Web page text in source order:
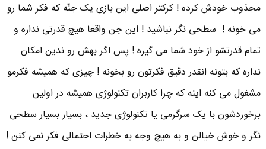
مجذوب خودش کرده ! کرکتر اصلی این بازی یک جنّه که فکر شما رو
می خونه ! سطحی نگر نباشید ! این جن واقعا هیچ قدرتی نداره و
تمام قدرتشو از خود شما می گیره ! پس اگر بهش رو ندین امکان
نداره که بتونه انقدر دقیق فکرتون رو بخونه ! چیزی که همیشه فکرمو
مشغول می کنه اینه که چرا کاربران تکنولوژی همیشه در اولین
برخوردشون با یک سرگرمی یا تکنولوژی جدید ، بسیار بسیار سطحی
نگر و خوش خیالن و به هیچ وجه به خطرات احتمالی فکر نمی کنن !